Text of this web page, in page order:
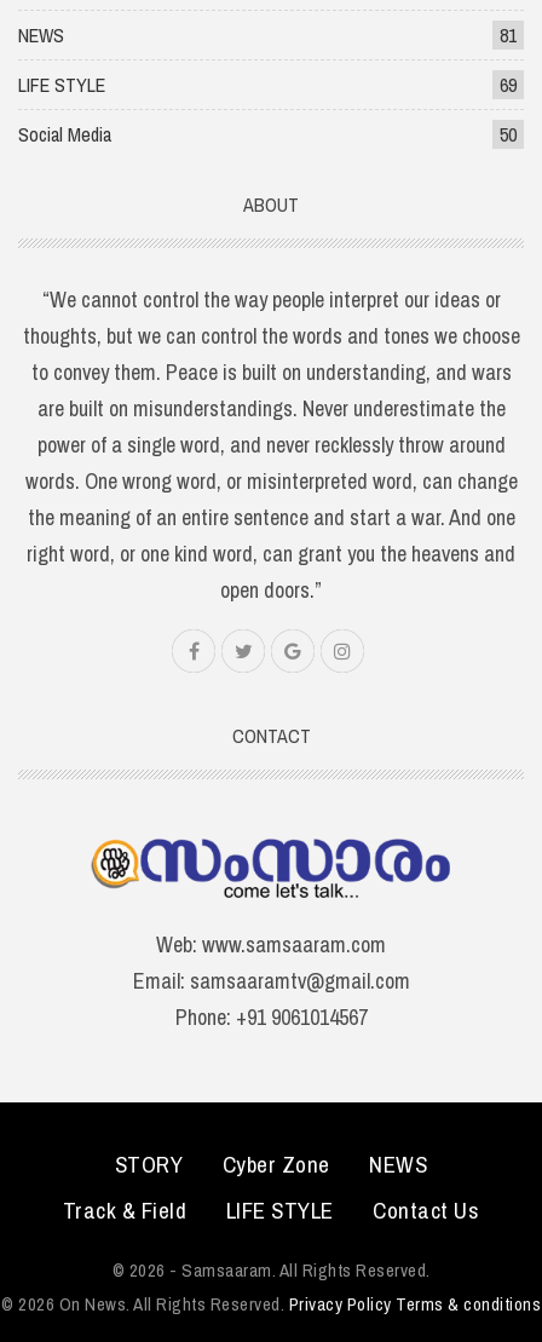
NEWS
81
LIFE STYLE
69
Social Media
50
ABOUT
“We cannot control the way people interpret our ideas or
thoughts, but we can control the words and tones we choose
to convey them. Peace is built on understanding, and wars
are built on misunderstandings. Never underestimate the
power of a single word, and never recklessly throw around
words. One wrong word, or misinterpreted word, can change
the meaning of an entire sentence and start a war. And one
right word, or one kind word, can grant you the heavens and
open doors.”
CONTACT
Web: www.samsaaram.com
Email: samsaaramtv@gmail.com
Phone: +91 9061014567
STORY Cyber Zone
NEWS
Track & Field
LIFE STYLE Contact Us
© 2026 - Samsaaram. All Rights Reserved.
© 2026 On News. All Rights Reserved. Privacy Policy Terms & conditions